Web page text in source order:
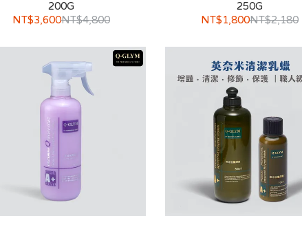
200G
NT$3,600NT$4,800
250G
NT$1,800NT$2,180